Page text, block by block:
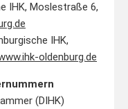
IHK, Moslestraße 6,
IHK,
oldenburg.de
(DIHK)